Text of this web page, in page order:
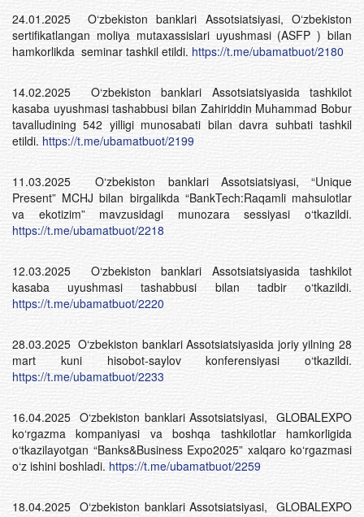
24.01.2025 O‘zbekiston banklari Assotsiatsiyasi, O‘zbekiston
sertifikatlangan moliya mutaxassislari uyushmasi (ASFP ) bilan
hamkorlikda seminar tashkil etildi. https://t.me/ubamatbuot/2180
14.02.2025 O‘zbekiston banklari Assotsiatsiyasida tashkilot
kasaba uyushmasi tashabbusi bilan Zahiriddin Muhammad Bobur
tavalludining 542 yilligi munosabati bilan davra suhbati tashkil
etildi. https://t.me/ubamatbuot/2199
11.03.2025 O‘zbekiston banklari Assotsiatsiyasi, “Unique
Present” MCHJ bilan birgalikda “BankTech:Raqamli mahsulotlar
va ekotizim” mavzusidagi munozara sessiyasi o‘tkazildi.
https://t.me/ubamatbuot/2218
12.03.2025 O‘zbekiston banklari Assotsiatsiyasida tashkilot
kasaba uyushmasi tashabbusi bilan tadbir o‘tkazildi.
https://t.me/ubamatbuot/2220
28.03.2025 O‘zbekiston banklari Assotsiatsiyasida joriy yilning 28
mart kuni hisobot-saylov konferensiyasi o‘tkazildi.
https://t.me/ubamatbuot/2233
16.04.2025 O‘zbekiston banklari Assotsiatsiyasi, GLOBALEXPO
ko‘rgazma kompaniyasi va boshqa tashkilotlar hamkorligida
o‘tkazilayotgan “Banks&Business Expo2025” xalqaro ko‘rgazmasi
o‘z ishini boshladi. https://t.me/ubamatbuot/2259
18.04.2025 O‘zbekiston banklari Assotsiatsiyasi, GLOBALEXPO